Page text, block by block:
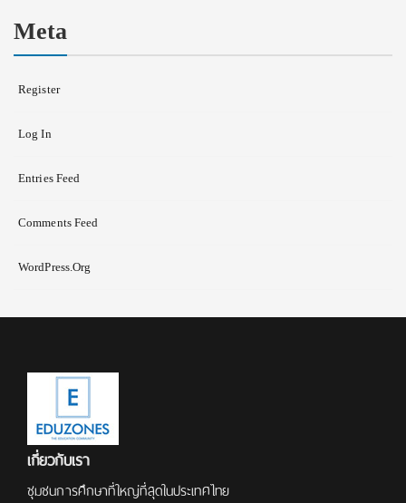
Meta
Register
Log In
Entries Feed
Comments Feed
WordPress.org
เกี่ยวกับเรา
ชุมชนการศึกษาที่ใหญ่ที่สุดในประเทศไทย